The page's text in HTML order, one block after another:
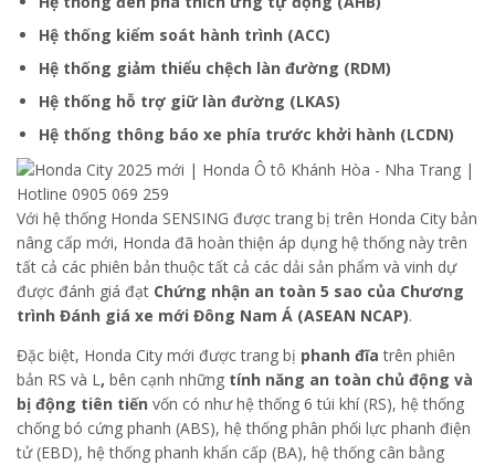
Hệ thống kiểm soát hành trình (ACC)
Hệ thống giảm thiểu chệch làn đường (RDM)
Hệ thống hỗ trợ giữ làn đường (LKAS)
Hệ thống thông báo xe phía trước khởi hành (LCDN)
Với hệ thống Honda SENSING được trang bị trên Honda City bản
nâng cấp mới, Honda đã hoàn thiện áp dụng hệ thống này trên
tất cả các phiên bản thuộc tất cả các dải sản phẩm và vinh dự
được đánh giá đạt Chứng nhận an toàn 5 sao của Chương
trình Đánh giá xe mới Đông Nam Á (ASEAN NCAP).
Đặc biệt, Honda City mới được trang bị phanh đĩa trên phiên
bản RS và L, bên cạnh những tính năng an toàn chủ động và
bị động tiên tiến vốn có như hệ thống 6 túi khí (RS), hệ thống
chống bó cứng phanh (ABS), hệ thống phân phối lực phanh điện
tử (EBD), hệ thống phanh khẩn cấp (BA), hệ thống cân bằng